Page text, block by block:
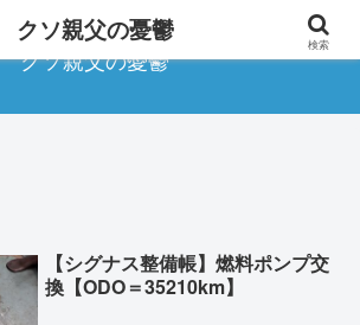
クソ親父の憂鬱
【シグナス整備帳】燃料ポンプ交
換【ODO＝35210km】
クソ親父の憂鬱 検索